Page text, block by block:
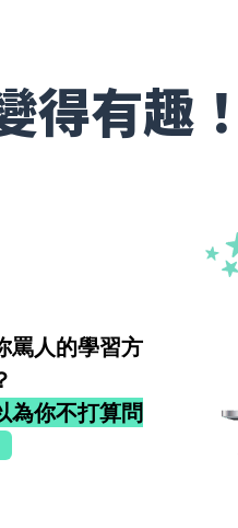
得有趣！
罵人的學習方
為你不打算問